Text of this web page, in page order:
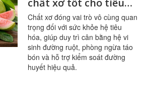
hóa, đường huyết
Chất xơ đóng vai trò vô cùng quan
trọng đối với sức khỏe hệ tiêu
hóa, giúp duy trì cân bằng hệ vi
sinh đường ruột, phòng ngừa táo
bón và hỗ trợ kiểm soát đường
huyết hiệu quả.